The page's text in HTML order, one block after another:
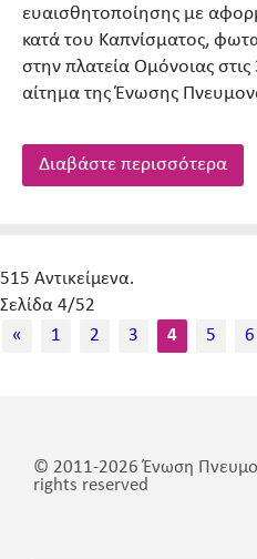
ευαισθητοποίησης με
κατά του Καπνίσματος,
στην πλατεία Ομόνοιας
αίτημα της Ένωσης
Διαβάστε περισσότερα
515 Αντικείμενα.
Σελίδα 4/52
«
1 2 3 4 5 6
© 2011-2026 Ένωση
rights reserved